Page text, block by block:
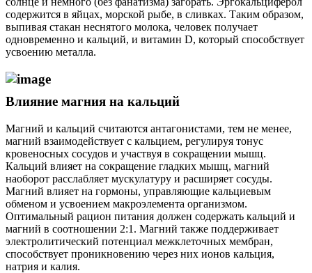
содержится в яйцах, морской рыбе, в сливках. Таким образом,
выпивая стакан неснятого молока, человек получает
одновременно и кальций, и витамин D, который способствует
усвоению металла.
Влияние магния на кальций
Магний и кальций считаются антагонистами, тем не менее,
магний взаимодействует с кальцием, регулируя тонус
кровеносных сосудов и участвуя в сокращении мышц.
Кальций влияет на сокращение гладких мышц, магний
наоборот расслабляет мускулатуру и расширяет сосуды.
Магний влияет на гормоны, управляющие кальциевым
обменом и усвоением макроэлемента организмом.
Оптимальный рацион питания должен содержать кальций и
магний в соотношении 2:1. Магний также поддерживает
электролитический потенциал межклеточных мембран,
способствует проникновению через них ионов кальция,
натрия и калия.